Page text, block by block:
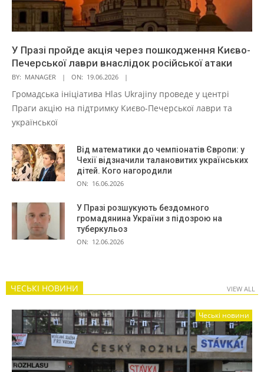
У Празі пройде акція через пошкодження Києво-
Печерської лаври внаслідок російської атаки
BY: MANAGER ON: 19.06.2026
Громадська ініціатива Hlas Ukrajiny проведе у центрі
Праги акцію на підтримку Києво-Печерської лаври та
української
Від математики до чемпіонатів Європи: у
Чехії відзначили талановитих українських
дітей. Кого нагородили
ON: 16.06.2026
У Празі розшукують бездомного
громадянина України з підозрою на
туберкульоз
ON: 12.06.2026
ЧЕСЬКІ НОВИНИ VIEW ALL
Чеські новини